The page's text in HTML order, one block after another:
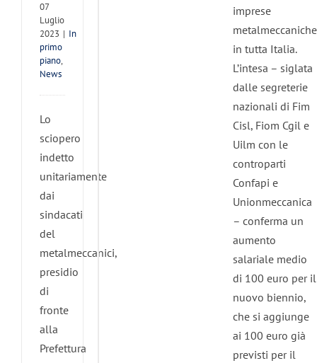
07
Luglio
2023 | In
primo
piano,
News
Lo
sciopero
indetto
unitariamente
dai
sindacati
del
metalmeccanici,
presidio
di
fronte
alla
Prefettura
imprese
metalmeccaniche
in tutta Italia.
L’intesa – siglata
dalle segreterie
nazionali di Fim
Cisl, Fiom Cgil e
Uilm con le
controparti
Confapi e
Unionmeccanica
– conferma un
aumento
salariale medio
di 100 euro per il
nuovo biennio,
che si aggiunge
ai 100 euro già
previsti per il